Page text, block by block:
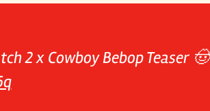
2 x Cowboy Bebop Teaser 🤠